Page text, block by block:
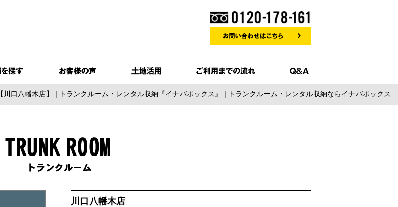
【川口八幡木店】 | トランクルーム・レンタル収納『イナバボックス』 | トランクルーム・レンタル収納ならイナバボックス
川口八幡木店